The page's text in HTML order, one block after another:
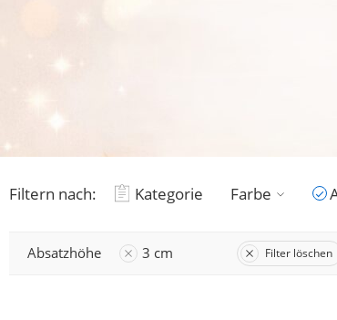
Filtern nach: Kategorie Farbe
Absatzhöhe 3 cm Filter löschen